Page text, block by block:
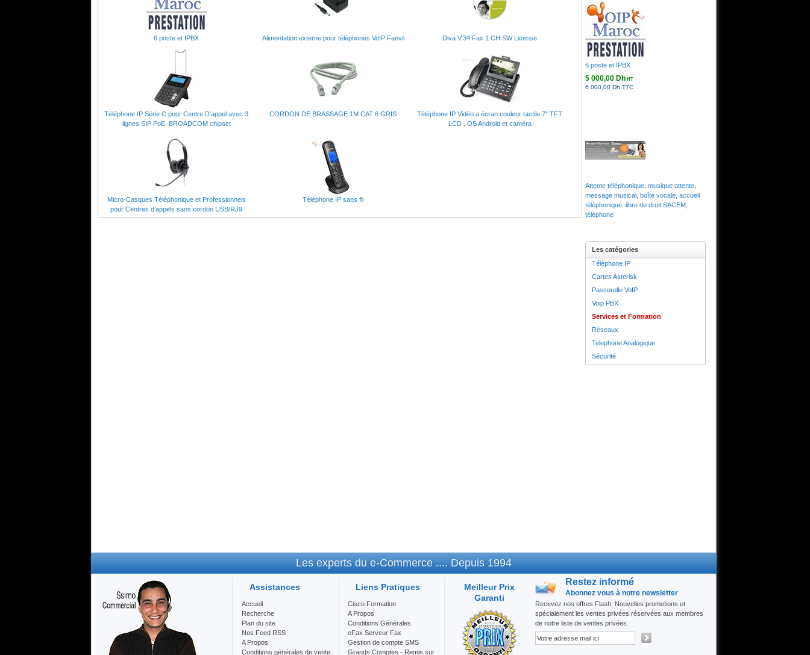
6 poste et IPBX Alimentation externe pour téléphones VoIP Fanvil Diva V.34 Fax 1 CH SW License
Téléphone IP Série C pour Centre D'appel avec 3
lignes SIP PoE, BROADCOM chipset
CORDON DE BRASSAGE 1M CAT 6 GRIS
Téléphone IP Vidéo a écran couleur tactile 7" TFT
LCD , OS Android et caméra
Micro-Casques Téléphonique et Professionnels
pour Centres d’appels sans cordon USB/RJ9
Téléphone IP sans fil
6 poste et IPBX
5 000,00 DhHT
6 000,00 Dh TTC
Attente téléphonique, musique attente,
message musical, boîte vocale, accueil
téléphonique, libre de droit SACEM,
téléphone
Les catégories
Téléphone IP
Cartes Asterisk
Passerelle VoIP
Voip PBX
Services et Formation
Réseaux
Telephone Analogique
Sécurité
Les experts du e-Commerce .... Depuis 1994
Assistances
Accueil
Recherche
Plan du site
Nos Feed RSS
A Propos
Conditions générales de vente
Liens Pratiques
Cisco Formation
A Propos
Conditions Générales
eFax Serveur Fax
Gestion de compte SMS
Grands Comptes - Remis sur
Meilleur Prix
Garanti
Restez informé
Abonnez vous à notre newsletter
Recevez nos offres Flash, Nouvelles promotions et
spécialement les ventes privées réservées aux membres
de notre liste de ventes privées.